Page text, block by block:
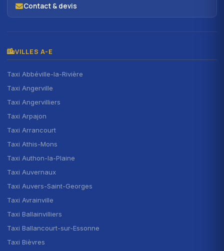
Contact & devis
VILLES A-E
Taxi Abbéville-la-Rivière
Taxi Angerville
Taxi Angervilliers
Taxi Arpajon
Taxi Arrancourt
Taxi Athis-Mons
Taxi Authon-la-Plaine
Taxi Auvernaux
Taxi Auvers-Saint-Georges
Taxi Avrainville
Taxi Ballainvilliers
Taxi Ballancourt-sur-Essonne
Taxi Bièvres